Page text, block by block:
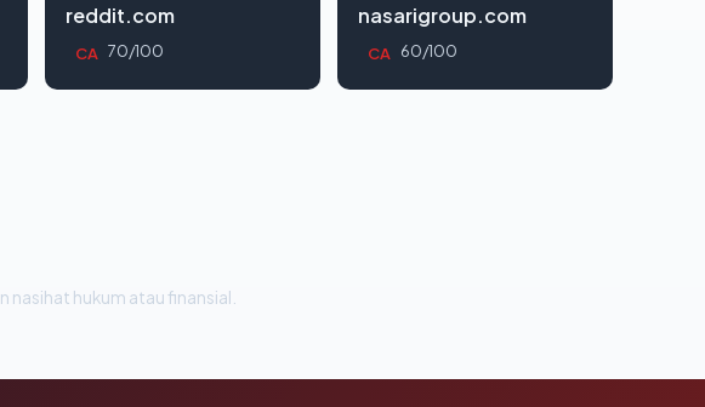
reddit.com
CA 70/100
nasarigroup.com
CA 60/100
nasihat hukum atau finansial.